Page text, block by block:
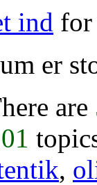
ind for
er
are
,